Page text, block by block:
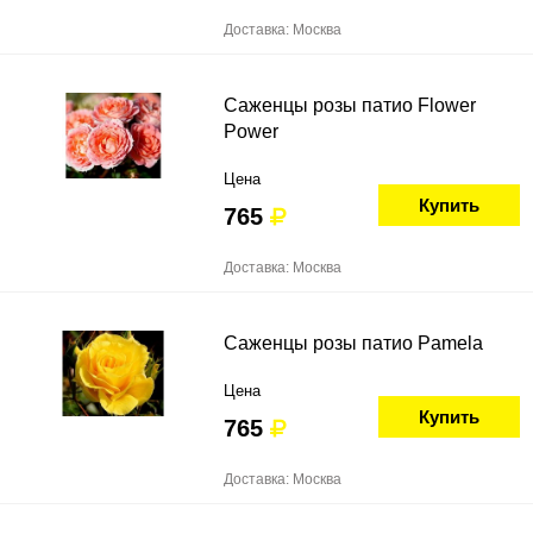
Доставка: Москва
Саженцы розы патио Flower
Power
Цена
765 Купить
Доставка: Москва
Саженцы розы патио Pamela
Цена
765 Купить
Доставка: Москва